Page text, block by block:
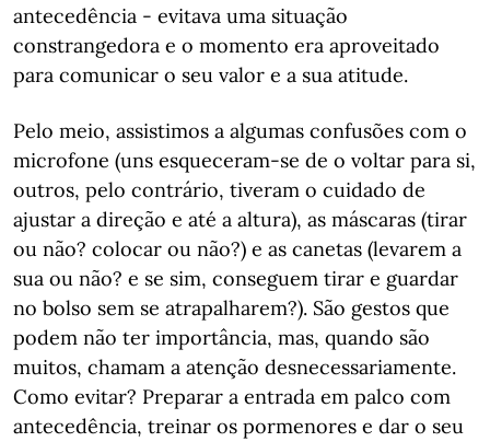
antecedência - evitava uma situação
constrangedora e o momento era aproveitado
para comunicar o seu valor e a sua atitude.
Pelo meio, assistimos a algumas confusões com o
microfone (uns esqueceram-se de o voltar para si,
outros, pelo contrário, tiveram o cuidado de
ajustar a direção e até a altura), as máscaras (tirar
ou não? colocar ou não?) e as canetas (levarem a
sua ou não? e se sim, conseguem tirar e guardar
no bolso sem se atrapalharem?). São gestos que
podem não ter importância, mas, quando são
muitos, chamam a atenção desnecessariamente.
Como evitar? Preparar a entrada em palco com
antecedência, treinar os pormenores e dar o seu